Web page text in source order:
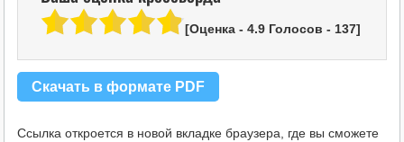
[Оценка - 4.9Голосов - 137]
Скачать в формате PDF
Ссылка откроется в новой вкладке браузера, где вы сможете